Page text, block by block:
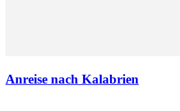
Anreise nach Kalabrien